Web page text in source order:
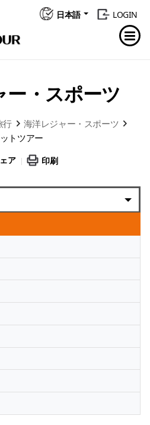
日本語 LOGIN
ー・スポーツ
行
海洋レジャー・スポーツ
トツアー
ア 印刷